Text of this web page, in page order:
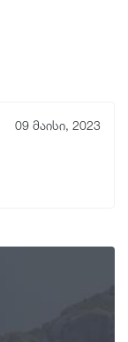
09 მაისი, 2023